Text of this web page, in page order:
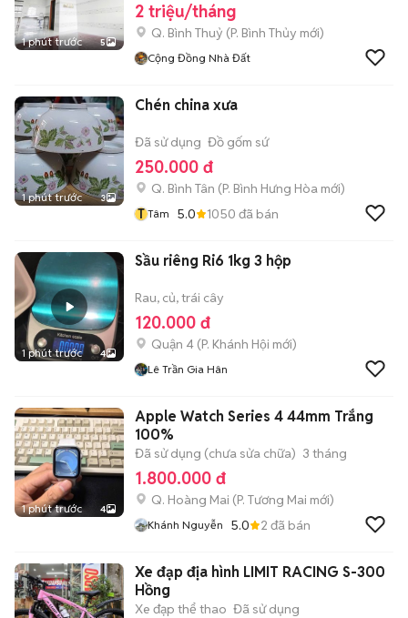
1 phút trước 5
2 triệu/tháng
Q. Bình Thuỷ (P. Bình Thủy mới)
Cộng Đồng Nhà Đất
1 phút trước 3
Chén china xưa
Đã sử dụng Đồ gốm sứ
250.000 đ
Q. Bình Tân (P. Bình Hưng Hòa mới)
T Tâm 5.0 1050 đã bán
1 phút trước 4
Sầu riêng Ri6 1kg 3 hộp
Rau, củ, trái cây
120.000 đ
Quận 4 (P. Khánh Hội mới)
Lê Trần Gia Hân
1 phút trước 4
Apple Watch Series 4 44mm Trắng
100%
Đã sử dụng (chưa sửa chữa) 3 tháng
1.800.000 đ
Q. Hoàng Mai (P. Tương Mai mới)
Khánh Nguyễn 5.0 2 đã bán
Xe đạp địa hình LIMIT RACING S-300
Hồng
Xe đạp thể thao Đã sử dụng